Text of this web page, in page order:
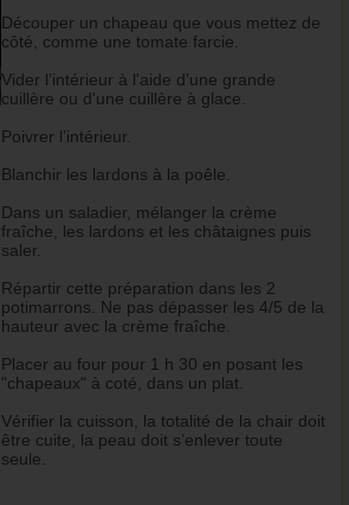
Découper un chapeau que vous mettez de
côté, comme une tomate farcie.
Vider l’intérieur à l'aide d'une grande
cuillère ou d'une cuillère à glace.
Poivrer l’intérieur.
Blanchir les lardons à la poêle.
Dans un saladier, mélanger la crème
fraîche, les lardons et les châtaignes puis
saler.
Répartir cette préparation dans les 2
potimarrons. Ne pas dépasser les 4/5 de la
hauteur avec la crème fraîche.
Placer au four pour 1 h 30 en posant les
"chapeaux" à coté, dans un plat.
Vérifier la cuisson, la totalité de la chair doit
être cuite, la peau doit s’enlever toute
seule.